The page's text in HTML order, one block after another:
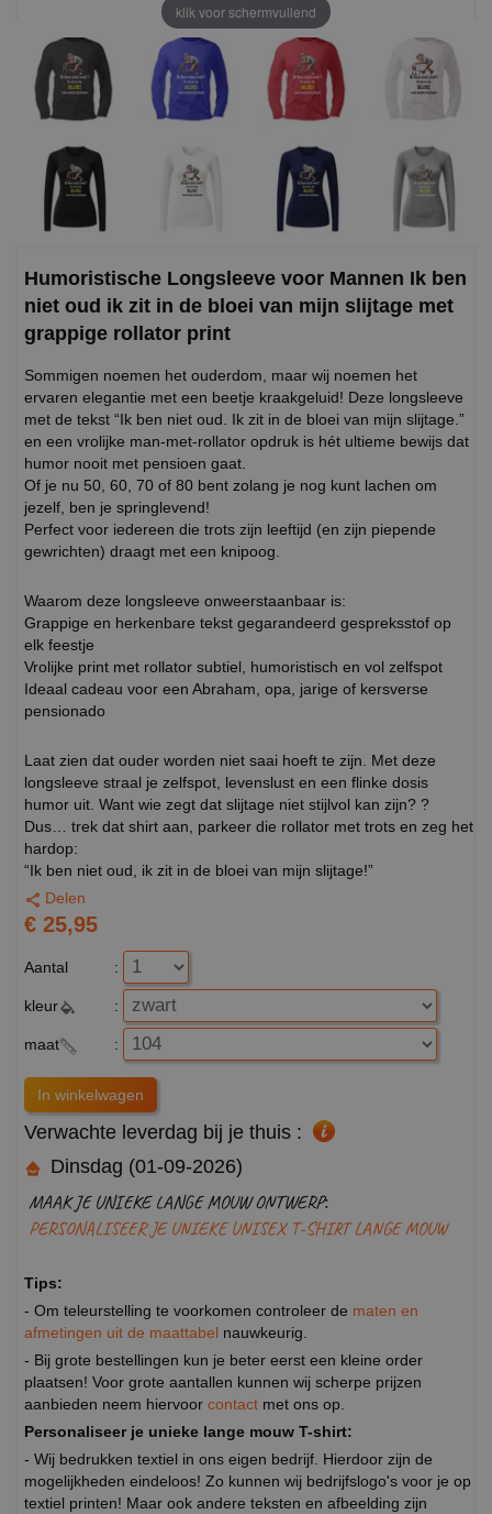
klik voor schermvullend
Humoristische Longsleeve voor Mannen Ik ben
niet oud ik zit in de bloei van mijn slijtage met
grappige rollator print
Sommigen noemen het ouderdom, maar wij noemen het
ervaren elegantie met een beetje kraakgeluid! Deze longsleeve
met de tekst “Ik ben niet oud. Ik zit in de bloei van mijn slijtage.”
en een vrolijke man-met-rollator opdruk is hét ultieme bewijs dat
humor nooit met pensioen gaat.
Of je nu 50, 60, 70 of 80 bent zolang je nog kunt lachen om
jezelf, ben je springlevend!
Perfect voor iedereen die trots zijn leeftijd (en zijn piepende
gewrichten) draagt met een knipoog.
Waarom deze longsleeve onweerstaanbaar is:
Grappige en herkenbare tekst gegarandeerd gespreksstof op
elk feestje
Vrolijke print met rollator subtiel, humoristisch en vol zelfspot
Ideaal cadeau voor een Abraham, opa, jarige of kersverse
pensionado
Laat zien dat ouder worden niet saai hoeft te zijn. Met deze
longsleeve straal je zelfspot, levenslust en een flinke dosis
humor uit. Want wie zegt dat slijtage niet stijlvol kan zijn? ?
Dus… trek dat shirt aan, parkeer die rollator met trots en zeg het
hardop:
“Ik ben niet oud, ik zit in de bloei van mijn slijtage!”
Delen
€ 25,95
Aantal :
kleur :
maat :
Verwachte leverdag bij je thuis :
Dinsdag (01-09-2026)
MAAK JE UNIEKE LANGE MOUW ONTWERP:
PERSONALISEER JE UNIEKE UNISEX T-SHIRT LANGE MOUW
Tips:
- Om teleurstelling te voorkomen controleer de maten en
afmetingen uit de maattabel nauwkeurig.
- Bij grote bestellingen kun je beter eerst een kleine order
plaatsen! Voor grote aantallen kunnen wij scherpe prijzen
aanbieden neem hiervoor contact met ons op.
Personaliseer je unieke lange mouw T-shirt:
- Wij bedrukken textiel in ons eigen bedrijf. Hierdoor zijn de
mogelijkheden eindeloos! Zo kunnen wij bedrijfslogo's voor je op
textiel printen! Maar ook andere teksten en afbeelding zijn